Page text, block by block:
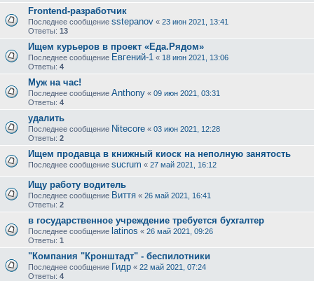
Frontend-разработчик
Последнее сообщение sstepanov « 23 июн 2021, 13:41
Ответы: 13
Ищем курьеров в проект «Еда.Рядом»
Последнее сообщение Евгений-1 « 18 июн 2021, 13:06
Ответы: 4
Муж на час!
Последнее сообщение Anthony « 09 июн 2021, 03:31
Ответы: 4
удалить
Последнее сообщение Nitecore « 03 июн 2021, 12:28
Ответы: 2
Ищем продавца в книжный киоск на неполную занятость
Последнее сообщение sucrum « 27 май 2021, 16:12
Ищу работу водитель
Последнее сообщение Виття « 26 май 2021, 16:41
Ответы: 2
в государственное учреждение требуется бухгалтер
Последнее сообщение latinos « 26 май 2021, 09:26
Ответы: 1
"Компания "Кронштадт" - беспилотники
Последнее сообщение Гидр « 22 май 2021, 07:24
Ответы: 4